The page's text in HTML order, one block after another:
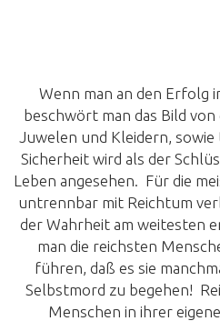
Wenn man an den Erfolg
beschwört man das Bild
Juwelen und Kleidern,
Sicherheit wird als der
Leben angesehen. Für die
untrennbar mit Reichtum
der Wahrheit am weitesten
man die reichsten
führen, daß es sie
Selbstmord zu begehen!
Menschen in ihrer